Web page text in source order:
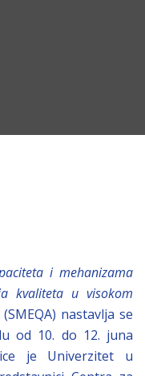
i mehanizama
kvaliteta u visokom
(SMEQA) nastavlja se
od 10. do 12. juna
je Univerzitet u